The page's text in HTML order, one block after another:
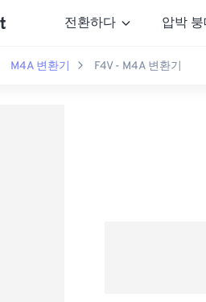
전환하다 압박
M4A 변환기 F4V - M4A 변환기